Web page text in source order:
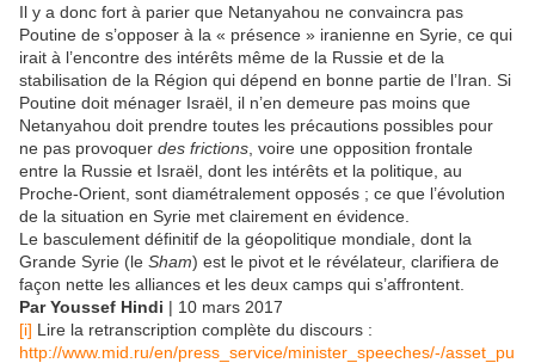
Il y a donc fort à parier que Netanyahou ne convaincra pas
Poutine de s’opposer à la « présence » iranienne en Syrie, ce qui
irait à l’encontre des intérêts même de la Russie et de la
stabilisation de la Région qui dépend en bonne partie de l’Iran. Si
Poutine doit ménager Israël, il n’en demeure pas moins que
Netanyahou doit prendre toutes les précautions possibles pour
ne pas provoquer des frictions , voire une opposition frontale
entre la Russie et Israël, dont les intérêts et la politique, au
Proche-Orient, sont diamétralement opposés ; ce que l’évolution
de la situation en Syrie met clairement en évidence.
Le basculement définitif de la géopolitique mondiale, dont la
Grande Syrie (le Sham) est le pivot et le révélateur, clarifiera de
façon nette les alliances et les deux camps qui s’affrontent.
Par Youssef Hindi | 10 mars 2017
[i] Lire la retranscription complète du discours :
http://www.mid.ru/en/press_service/minister_speeches/-/asset_pu